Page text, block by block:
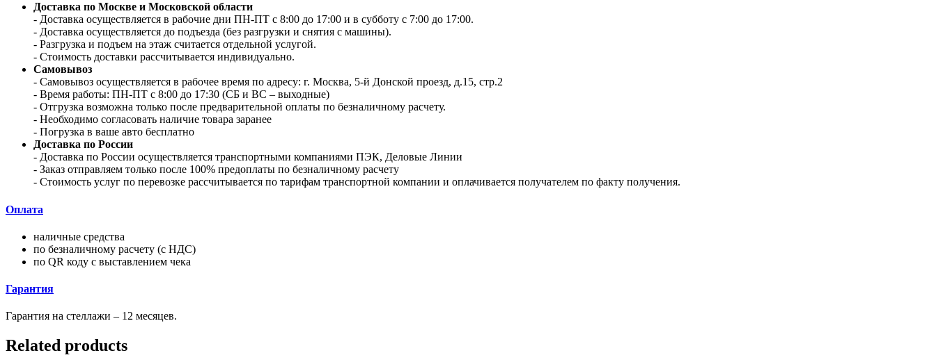
Доставка по Москве и Московской области
- Доставка осуществляется в рабочие дни ПН-ПТ с 8:00 до 17:00 и в субботу с 7:00 до 17:00.
- Доставка осуществляется до подъезда (без разгрузки и снятия с машины).
- Разгрузка и подъем на этаж считается отдельной услугой.
- Стоимость доставки рассчитывается индивидуально.
Самовывоз
- Самовывоз осуществляется в рабочее время по адресу: г. Москва, 5-й Донской проезд, д.15, стр.2
- Время работы: ПН-ПТ с 8:00 до 17:30 (СБ и ВС – выходные)
- Отгрузка возможна только после предварительной оплаты по безналичному расчету.
- Необходимо согласовать наличие товара заранее
- Погрузка в ваше авто бесплатно
Доставка по России
- Доставка по России осуществляется транспортными компаниями ПЭК, Деловые Линии
- Заказ отправляем только после 100% предоплаты по безналичному расчету
- Стоимость услуг по перевозке рассчитывается по тарифам транспортной компании и оплачивается получателем по факту получения.
Оплата
наличные средства
по безналичному расчету (с НДС)
по QR коду с выставлением чека
Гарантия
Гарантия на стеллажи – 12 месяцев.
Related products